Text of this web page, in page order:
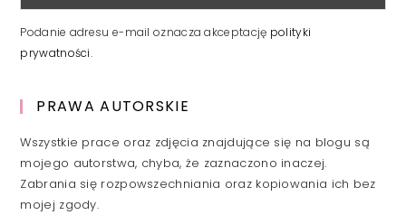
Podanie adresu e-mail oznacza akceptację polityki
prywatności.
PRAWA AUTORSKIE
Wszystkie prace oraz zdjęcia znajdujące się na blogu są
mojego autorstwa, chyba, że zaznaczono inaczej.
Zabrania się rozpowszechniania oraz kopiowania ich bez
mojej zgody.